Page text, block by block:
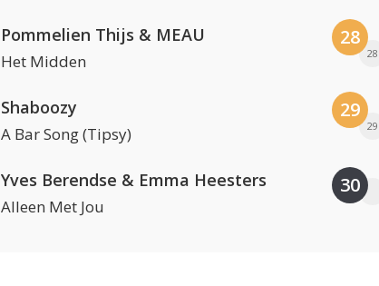
Pommelien Thijs & MEAU
Het Midden
Shaboozy
A Bar Song (Tipsy)
Yves Berendse & Emma Heesters
Alleen Met Jou
28
28
29
29
30